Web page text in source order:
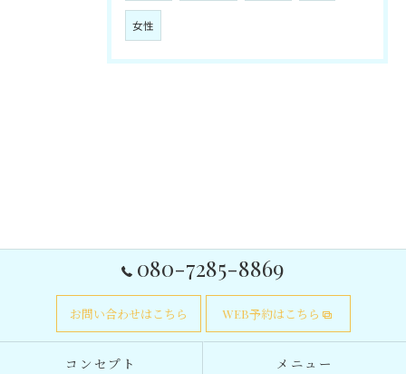
女性
080-7285-8869
お問い合わせはこちら WEB予約はこちら
コンセプト メニュー